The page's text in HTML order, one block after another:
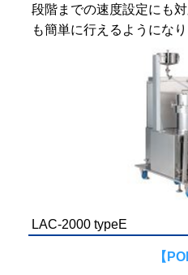
段階までの速度設定にも
も簡単に行えるようになり
LAC-2000 typeE
【